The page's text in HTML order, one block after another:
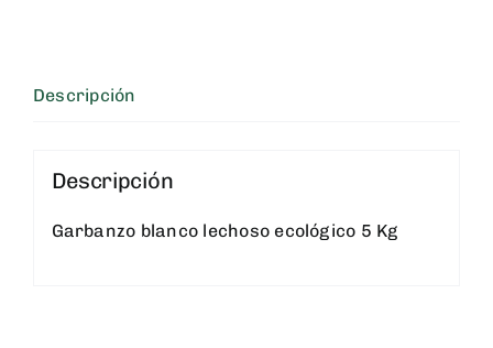
Descripción
Descripción
Garbanzo blanco lechoso ecológico 5 Kg